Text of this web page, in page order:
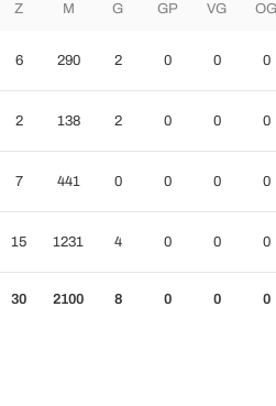
Z M G GP VG OG
6 290 2 0 0 0
2 138 2 0 0 0
7 441 0 0 0 0
15 1231 4 0 0 0
30 2100 8 0 0 0